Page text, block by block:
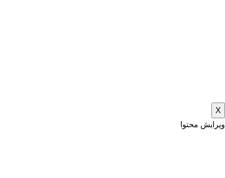
X
ویرایش محتوا